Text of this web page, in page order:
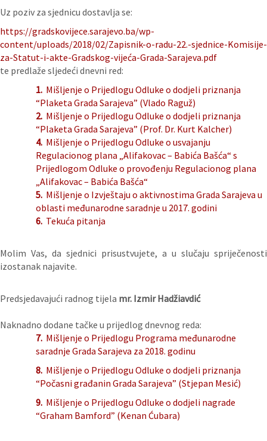
Uz poziv za sjednicu dostavlja se:
https://gradskovijece.sarajevo.ba/wp-
content/uploads/2018/02/Zapisnik-o-radu-22.-sjednice-Komisije-
za-Statut-i-akte-Gradskog-vijeća-Grada-Sarajeva.pdf
te predlaže sljedeći dnevni red:
1. Mišljenje o Prijedlogu Odluke o dodjeli priznanja
“Plaketa Grada Sarajeva” (Vlado Raguž)
2. Mišljenje o Prijedlogu Odluke o dodjeli priznanja
“Plaketa Grada Sarajeva” (Prof. Dr. Kurt Kalcher)
4. Mišljenje o Prijedlogu Odluke o usvajanju
Regulacionog plana „Alifakovac – Babića Bašća“ s
Prijedlogom Odluke o provođenju Regulacionog plana
„Alifakovac – Babića Bašća“
5. Mišljenje o Izvještaju o aktivnostima Grada Sarajeva u
oblasti međunarodne saradnje u 2017. godini
6. Tekuća pitanja
Molim Vas, da sjednici prisustvujete, a u slučaju spriječenosti
izostanak najavite.
Predsjedavajući radnog tijela mr. Izmir Hadžiavdić
Naknadno dodane tačke u prijedlog dnevnog reda:
7. Mišljenje o Prijedlogu Programa međunarodne
saradnje Grada Sarajeva za 2018. godinu
8. Mišljenje o Prijedlogu Odluke o dodjeli priznanja
“Počasni građanin Grada Sarajeva” (Stjepan Mesić)
9. Mišljenje o Prijedlogu Odluke o dodjeli nagrade
“Graham Bamford” (Kenan Ćubara)